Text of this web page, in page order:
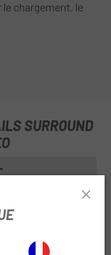
chargement, le
SURROUND